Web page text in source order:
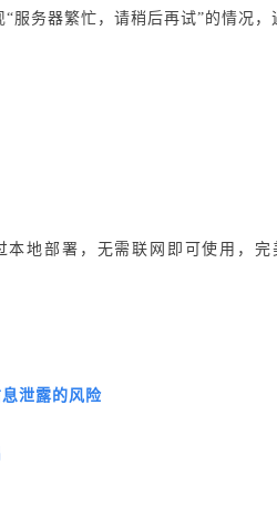
服务器繁忙，请稍后再试”的情况
本地部署，无需联网即可使用，
泄露的风险